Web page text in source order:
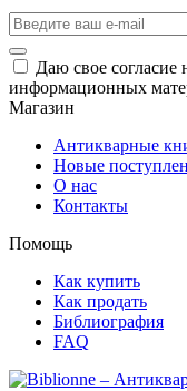
Даю свое согласие
информационных
Магазин
Антикварные
Новые
О нас
Контакты
Помощь
Как купить
Как продать
Библиография
FAQ